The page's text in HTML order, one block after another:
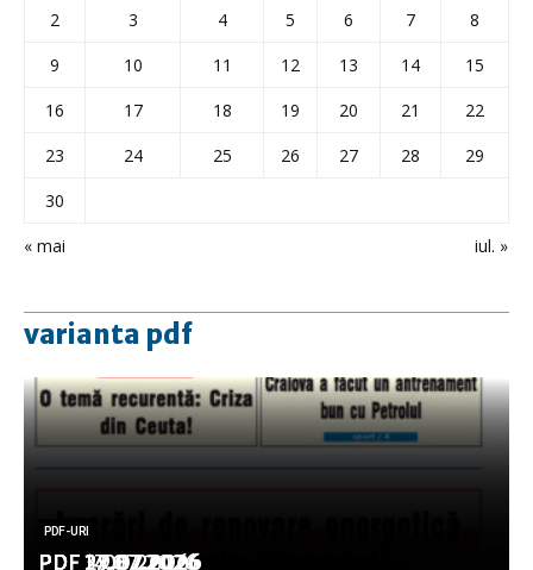
« mai iul. »
2
3 4 5 6 7
8
9
10 11 12 13 14
15
16
17 18 19 20 21
22
23
24 25 26 27 28
29
30
varianta pdf
PDF-URI
PDF 3.08.2026
PDF-URI
PDF 29.07.2026
PDF-URI
PDF 27.07.2026
PDF-URI
PDF 17.07.2026
PDF-URI
PDF 14.07.2026